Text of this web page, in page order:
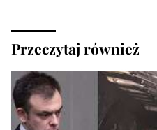
Przeczytaj również